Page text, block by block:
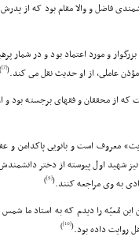
فاضل و والا مقام بود که از
و مورد اعتماد بود و در شمار
عاملى، از او حدیث نقل مى کند.(
[7]
)
که از محققان و فقهاى برجسته بود
معروف است و بانویى پاکدامن و
نیز شهید اول پیوسته از دختر
به وى مراجعه کنند.(
[9]
)
ابن مُعیّه را دیدم که به استاد ما
روایت داده بود.(
[10]
)